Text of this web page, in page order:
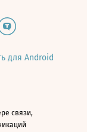
для Android
связи,